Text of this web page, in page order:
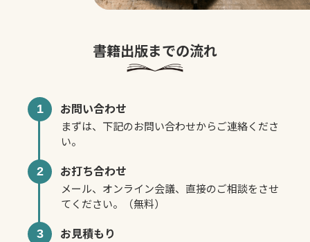
書籍出版までの流れ
1
お問い合わせ
まずは、下記のお問い合わせからご連絡くださ
い。
2
お打ち合わせ
メール、オンライン会議、直接のご相談をさせ
てください。（無料）
3
お見積もり